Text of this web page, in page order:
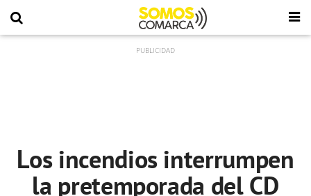
Los incendios interrumpen
la pretemporada del CD